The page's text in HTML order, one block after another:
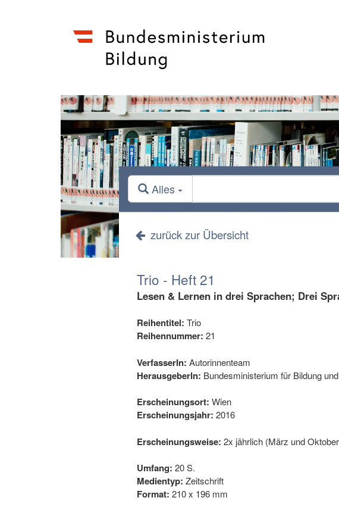
Alles
zurück zur Übersicht
Trio - Heft 21
Lesen & Lernen in drei Sprachen; Drei
Reihentitel: Trio
Reihennummer: 21
VerfasserIn: Autorinnenteam
HerausgeberIn: Bundesministerium für Bildung
Erscheinungsort: Wien
Erscheinungsjahr: 2016
Erscheinungsweise: 2x jährlich (März und
Umfang: 20 S.
Medientyp: Zeitschrift
Format: 210 x 196 mm